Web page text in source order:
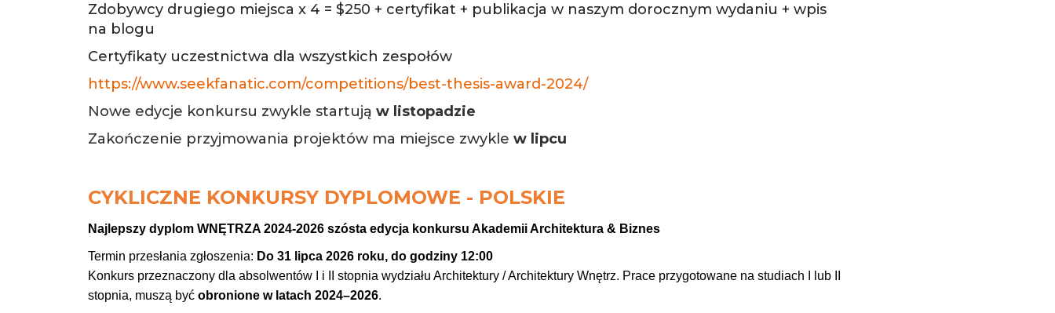
Zdobywcy drugiego miejsca x 4 = $250 + certyfikat + publikacja w naszym dorocznym wydaniu + wpis
na blogu
Certyfikaty uczestnictwa dla wszystkich zespołów
https://www.seekfanatic.com/competitions/best-thesis-award-2024/
Nowe edycje konkursu zwykle startują w listopadzie
Zakończenie przyjmowania projektów ma miejsce zwykle w lipcu
CYKLICZNE KONKURSY DYPLOMOWE - POLSKIE
Najlepszy dyplom WNĘTRZA 2024-2026 szósta edycja konkursu Akademii Architektura & Biznes
Termin przesłania zgłoszenia: Do 31 lipca 2026 roku, do godziny 12:00
Konkurs przeznaczony dla absolwentów I i II stopnia wydziału Architektury / Architektury Wnętrz. Prace przygotowane na studiach I lub II
stopnia, muszą być obronione w latach 2024–2026.